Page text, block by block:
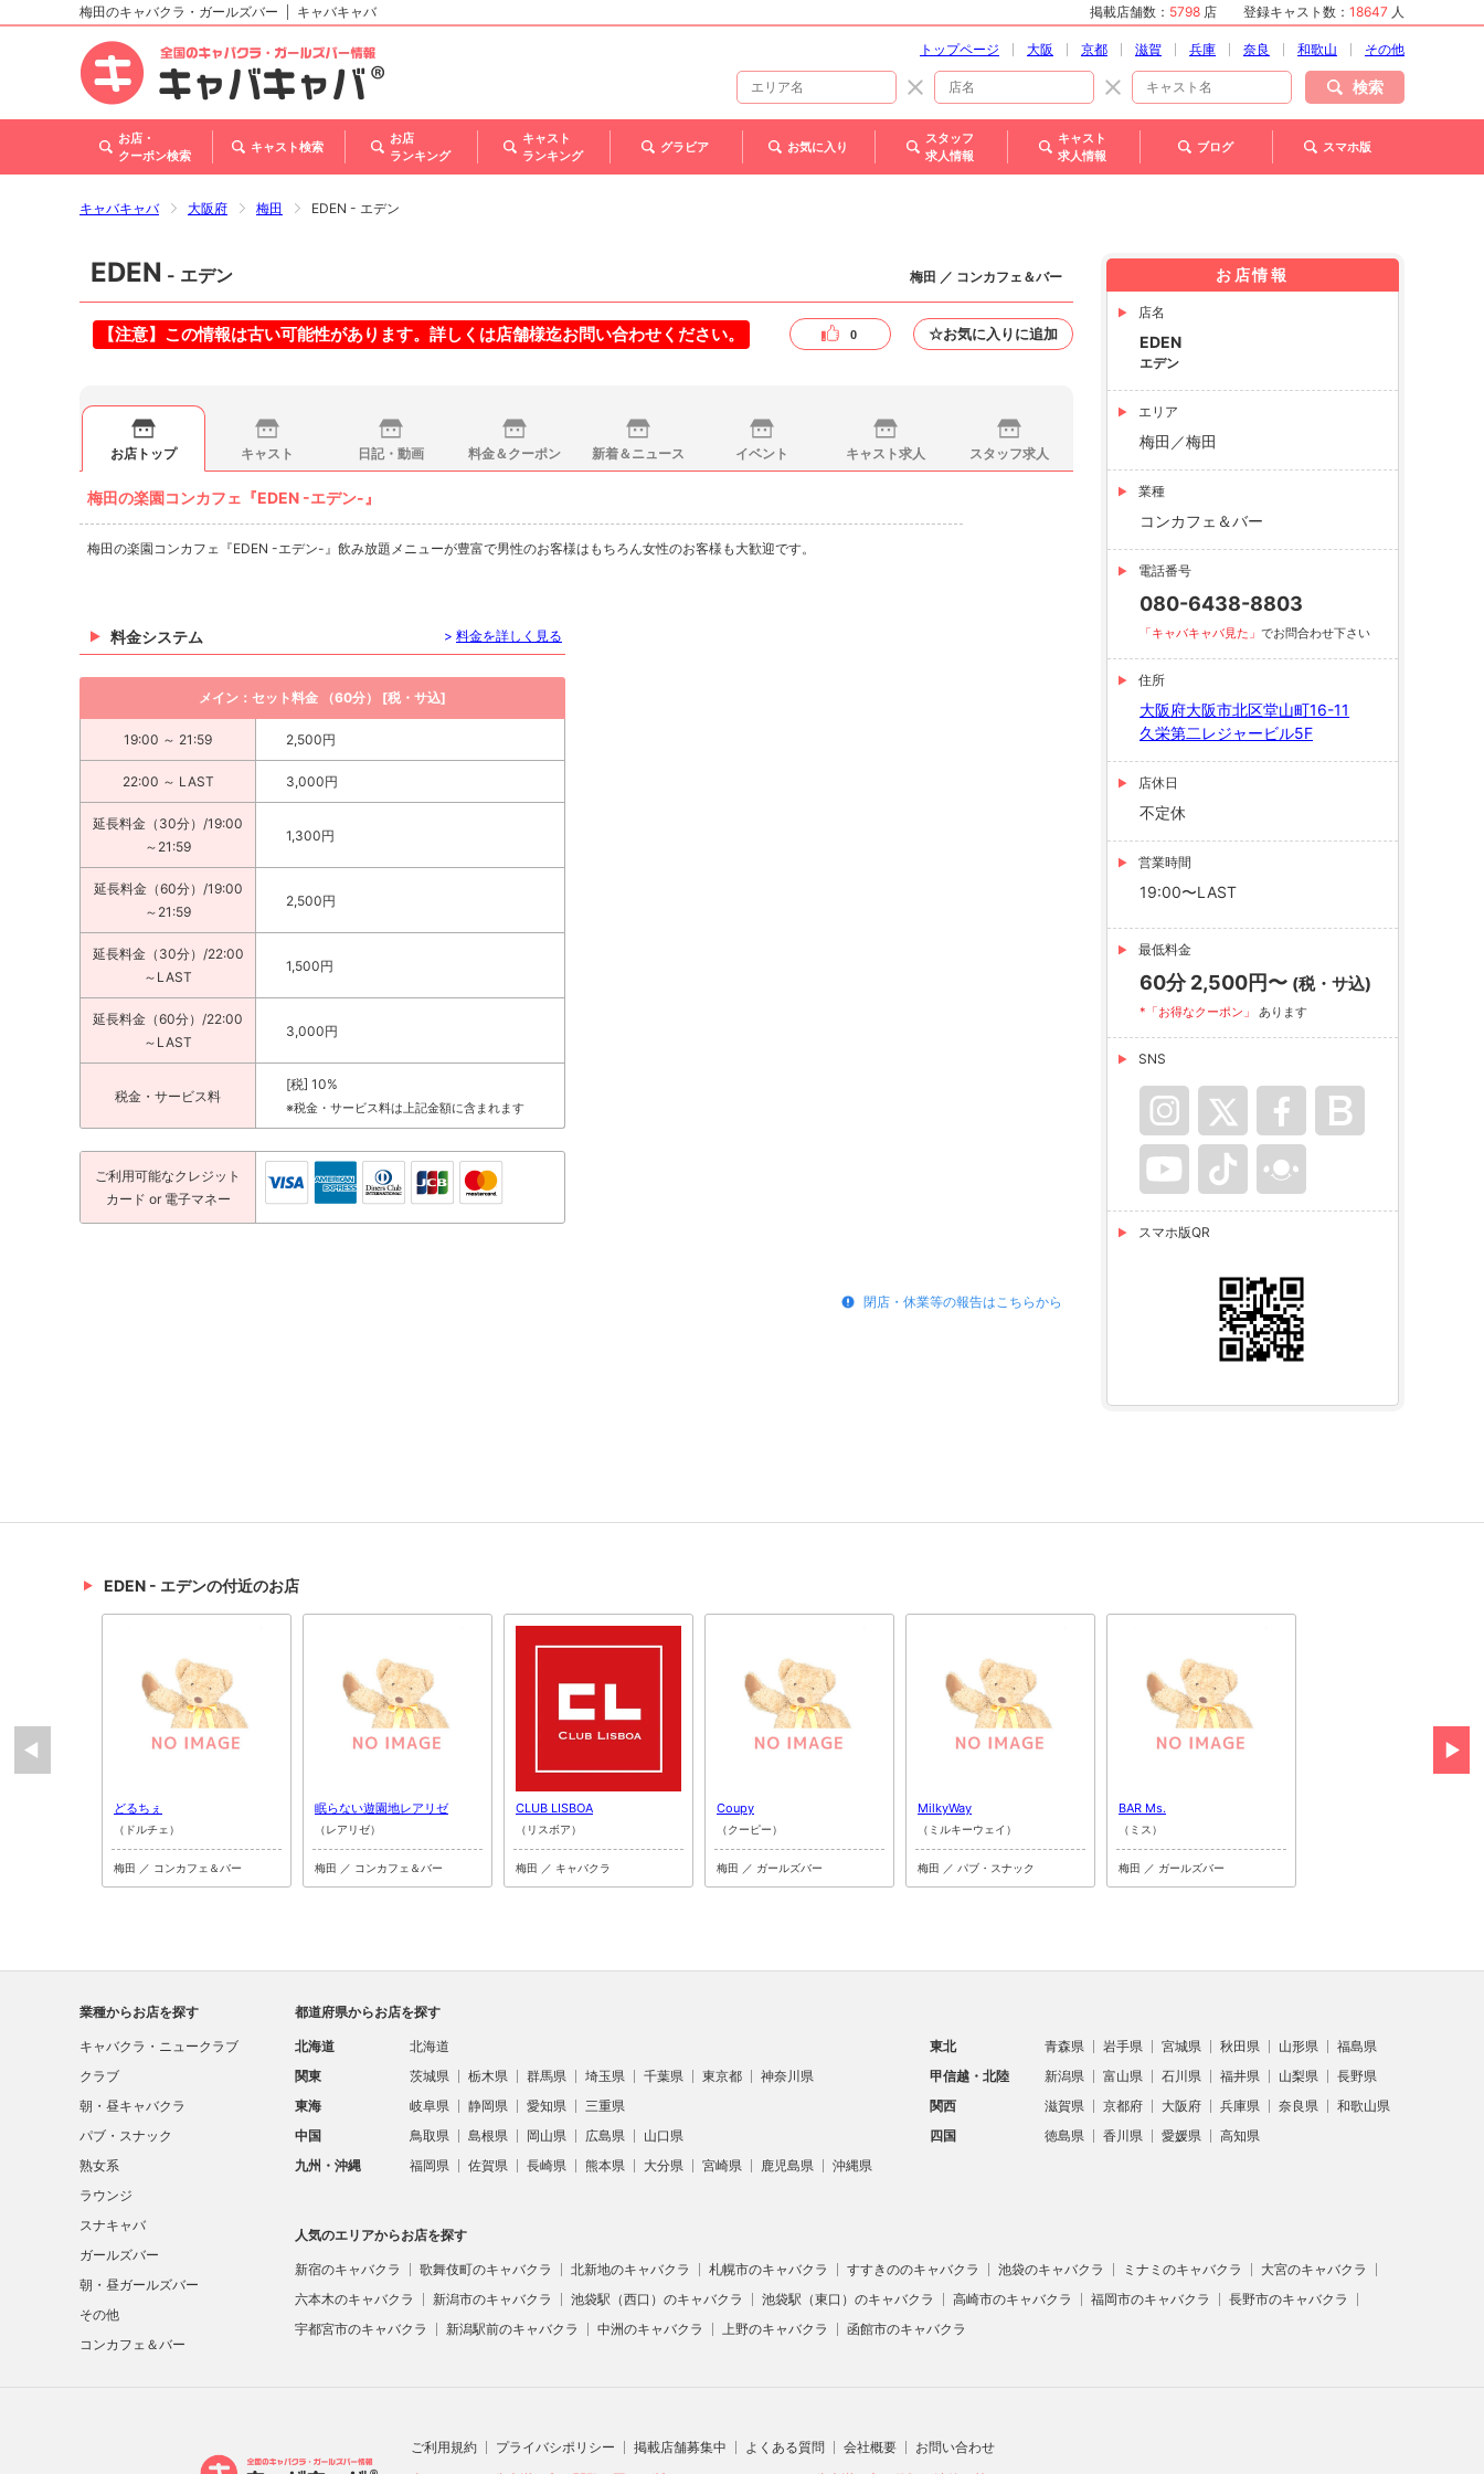
北海道
東北
甲信越・北陸
関西
梅田のキャバクラ・ガールズバー キャバキャバ 掲載店舗数： 5798 店 登録キャスト数： 18647 人
トップページ 大阪 京都 滋賀 兵庫 奈良 和歌山 その他
検索
お店・
クーポン検索
キャスト検索
お店
ランキング
キャスト
ランキング
グラビア お気に入り
スタッフ
求人情報
キャスト
求人情報
ブログ スマホ版
キャバキャバ 大阪府 梅田 EDEN - エデン
EDEN - エデン 梅田 ／ コンカフェ＆バー
【注意】この情報は古い可能性があります。詳しくは店舗様迄お問い合わせください。 0 ☆お気に入りに追加
お店トップ キャスト 日記・動画 料金＆クーポン 新着＆ニュース イベント キャスト求人 スタッフ求人
梅田の楽園コンカフェ『EDEN -エデン-』
梅田の楽園コンカフェ『EDEN -エデン-』飲み放題メニューが豊富で男性のお客様はもちろん女性のお客様も大歓迎です。
料金システム > 料金を詳しく見る
メイン：セット料金 （60分） [税・サ込]
19:00 ～ 21:59 2,500円
22:00 ～ LAST 3,000円
延長料金（30分）/19:00
～21:59
1,300円
延長料金（60分）/19:00
～21:59
2,500円
延長料金（30分）/22:00
～LAST
1,500円
延長料金（60分）/22:00
～LAST
3,000円
税金・サービス料
[税] 10%
※税金・サービス料は上記金額に含まれます
ご利用可能なクレジット
カード or 電子マネー
閉店・休業等の報告はこちらから
お店情報
店名
EDEN
エデン
エリア
梅田／梅田
業種
コンカフェ＆バー
電話番号
080-6438-8803
「キャバキャバ見た」 でお問合わせ下さい
住所
大阪府大阪市北区堂山町16-11
久栄第二レジャービル5F
店休日
不定休
営業時間
19:00〜LAST
最低料金
60分 2,500円〜 (税・サ込)
*「お得なクーポン」 あります
SNS
スマホ版QR
EDEN - エデンの付近のお店
どるちぇ
（ドルチェ）
梅田 ／ コンカフェ＆バー
眠らない遊園地レアリゼ
（レアリゼ）
梅田 ／ コンカフェ＆バー
CLUB LISBOA
（リスボア）
梅田 ／ キャバクラ
Coupy
（クーピー）
梅田 ／ ガールズバー
MilkyWay
（ミルキーウェイ）
梅田 ／ パブ・スナック
BAR Ms.
（ミス）
梅田 ／ ガールズバー
業種からお店を探す
キャバクラ・ニュークラブ
クラブ
朝・昼キャバクラ
パブ・スナック
熟女系
ラウンジ
スナキャバ
ガールズバー
朝・昼ガールズバー
その他
コンカフェ＆バー
都道府県からお店を探す
北海道 北海道 東北 青森県 岩手県 宮城県 秋田県 山形県
福島県
関東
茨城県 栃木県 群馬県 埼玉県 千葉県 東京都 神奈川県 甲信越・北陸 新潟県 富山県 石川県 福井県 山梨県
長野県
東海
岐阜県 静岡県 愛知県 三重県 関西 滋賀県 京都府 大阪府 兵庫県 奈良県
和歌山県
中国
鳥取県 島根県 岡山県 広島県 山口県 四国 徳島県 香川県 愛媛県
高知県
九州・沖縄
福岡県 佐賀県 長崎県 熊本県 大分県 宮崎県 鹿児島県 沖縄県
人気のエリアからお店を探す
新宿のキャバクラ 歌舞伎町のキャバクラ 北新地のキャバクラ 札幌市のキャバクラ すすきののキャバクラ 池袋のキャバクラ ミナミのキャバクラ
大宮のキャバクラ
六本木のキャバクラ
新潟市のキャバクラ 池袋駅（西口）のキャバクラ 池袋駅（東口）のキャバクラ 高崎市のキャバクラ 福岡市のキャバクラ
長野市のキャバクラ
宇都宮市のキャバクラ
新潟駅前のキャバクラ 中洲のキャバクラ 上野のキャバクラ 函館市のキャバクラ
ご利用規約 プライバシポリシー 掲載店舗募集中 よくある質問 会社概要
お問い合わせ